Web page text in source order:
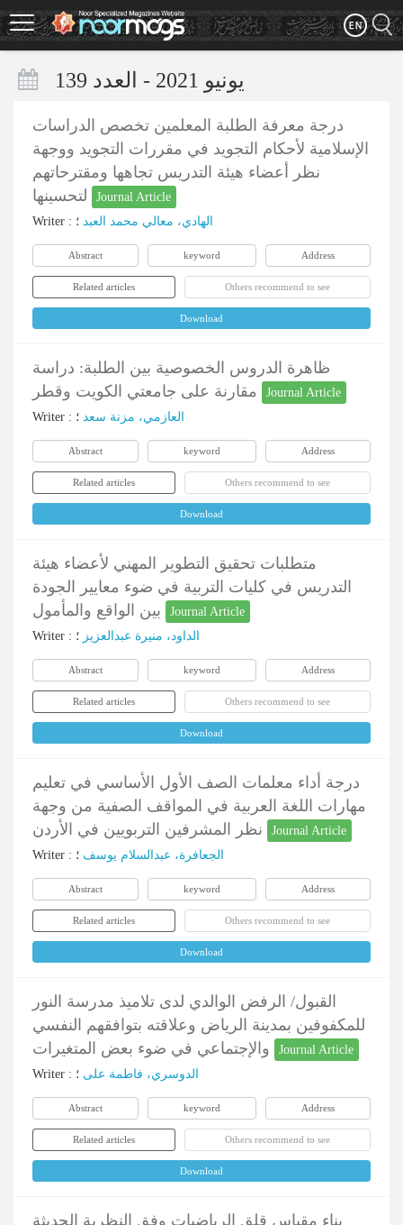
Skip
to
main
یونیو 2021 - العدد 139
درجة معرفة الطلبة المعلمين تخصص الدراسات
الإسلامية لأحكام التجويد في مقررات التجويد ووجهة
نظر أعضاء هيئة التدريس تجاهها ومقترحاتهم
Journal Article
Writer : الهادي، معالي محمد العبد ؛
Abstract keyword Address
Related articles Others recommend to see
Download
ظاهرة الدروس الخصوصية بين الطلبة: دراسة
Journal Article
Writer : العازمي، مزنة سعد ؛
Abstract keyword Address
Related articles Others recommend to see
Download
متطلبات تحقيق التطوير المهني لأعضاء هيئة
التدريس في كليات التربية في ضوء معايير الجودة
Journal Article
Writer : الداود، منیرة عبدالعزیز ؛
Abstract keyword Address
Related articles Others recommend to see
Download
درجة أداء معلمات الصف الأول الأساسي في تعليم
مهارات اللغة العربية في المواقف الصفية من وجهة
Journal Article
Writer : الجعافرة، عبدالسلام یوسف ؛
Abstract keyword Address
Related articles Others recommend to see
Download
القبول/ الرفض الوالدي لدى تلاميذ مدرسة النور
للمكفوفين بمدينة الرياض وعلاقته بتوافقهم النفسي
Journal Article
Writer : الدوسري، فاطمة علی ؛
Abstract keyword Address
Related articles Others recommend to see
Download
بناء مقياس قلق الرياضيات وفق النظرية الحديثة